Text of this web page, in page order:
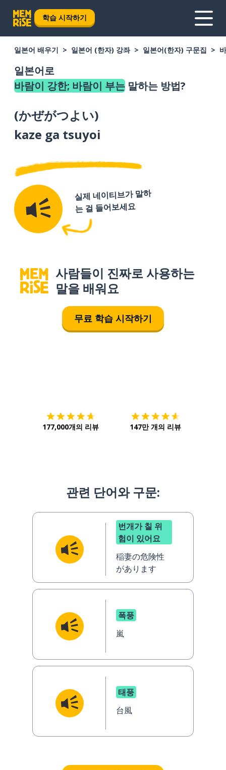
학습 시작하기
일본어 배우기 일본어 (한자) 강좌 일본어(한자) 구문집
일본어로
바람이 강한; 바람이 부는 말하는 방법?
(かぜがつよい)
kaze ga tsuyoi
실제 네이티브가 말하
는 걸 들어보세요
사람들이 진짜로 사용하는
말을 배워요
무료 학습 시작하기
177,000개의 리뷰 147만 개의 리뷰
관련 단어와 구문:
번개가 칠 위
험이 있어요
稲妻の危険性
があります
폭풍
嵐
태풍
台風